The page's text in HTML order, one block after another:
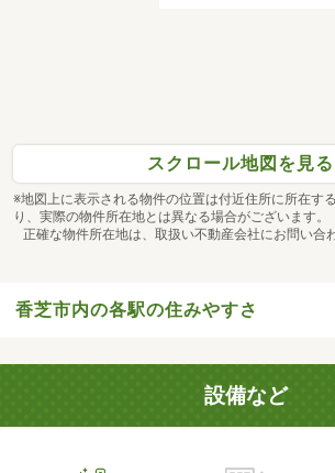
スクロール地図を見る
※地図上に表示される物件の位置は付近住所に所在す
り、実際の物件所在地とは異なる場合がございます。
正確な物件所在地は、取扱い不動産会社にお問い合
香芝市内の各駅の住みやすさ
設備など